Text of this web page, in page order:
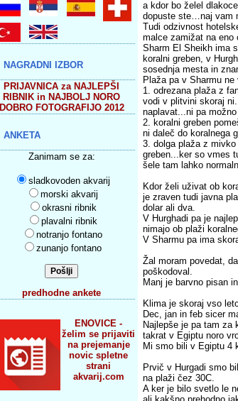
NAGRADNI IZBOR
PRIJAVNICA za NAJLEPŠI
RIBNIK in NAJBOLJ NORO
DOBRO FOTOGRAFIJO 2012
ANKETA
Zanimam se za:
sladkovoden akvarij
morski akvarij
okrasni ribnik
plavalni ribnik
notranjo fontano
zunanjo fontano
predhodne ankete
ENOVICE -
želim se prijaviti
na prejemanje
novic spletne
strani
akvarij.com
a kdor bo želel
dopuste ste…naj vam
Tudi odzivnost
malce zamižat na eno
Sharm El Sheikh ima
koralni greben, v
sosednja mesta in
Plaža pa v Sharmu
1. odrezana plaža z
vodi v plitvini skoraj
naplavat...ni pa
2. koralni greben
ni daleč do koralnega
3. dolga plaža z
greben...ker so vmes
šele tam lahko
Kdor želi uživat ob
je zraven tudi javna
dolar ali dva.
V Hurghadi pa je
nimajo ob plaži
V Sharmu pa ima
Žal moram povedat,
poškodoval.
Manj je barvno pisan
Klima je skoraj vso
Dec, jan in feb sicer
Najlepše je pa tam za
takrat v Egiptu noro
Mi smo bili v Egiptu 4
Prvič v Hurgadi smo
na plaži čez 30C.
A ker je bilo svetlo le